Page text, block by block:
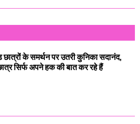
के समर्थन पर उतरी कुनिका सदानंद,
सिर्फ अपने हक की बात कर रहे हैं